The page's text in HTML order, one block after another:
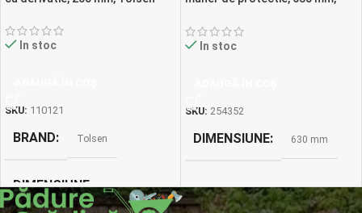
In stoc
SKU: 110121
BRAND Tolsen
DIMENSIUNE 200 mm
In stoc
SKU: 254352
DIMENSIUNE 630 mm